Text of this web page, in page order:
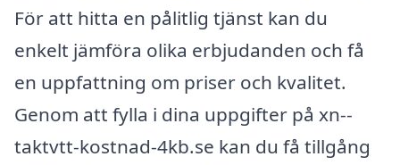
För att hitta en pålitlig tjänst kan du
enkelt jämföra olika erbjudanden och få
en uppfattning om priser och kvalitet.
Genom att fylla i dina uppgifter på xn--
taktvtt-kostnad-4kb.se kan du få tillgång